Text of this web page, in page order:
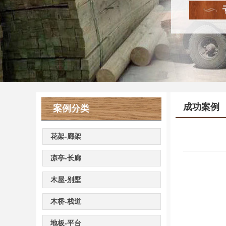
案例分类
花架-廊架
凉亭-长廊
木屋-别墅
木桥-栈道
地板-平台
成功案例